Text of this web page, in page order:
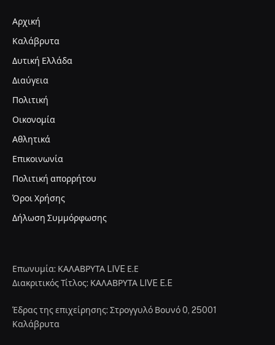
Αρχική
Καλάβρυτα
Δυτική Ελλάδα
Διαύγεια
Πολιτική
Οικονομία
Αθλητικά
Επικοινωνία
Πολιτική απορρήτου
Όροι Χρήσης
Δήλωση Συμμόρφωσης
Επωνυμία: ΚΑΛΑΒΡΥΤΑ LIVE Ε.Ε
Διακριτικός Τίτλος: ΚΑΛΑΒΡΥΤΑ LIVE E.E
Έδρας της επιχείρησης: Στρογγυλό Βουνό 0, 25001
Καλάβρυτα